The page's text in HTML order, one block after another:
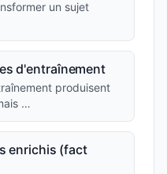
un sujet
d'entraînement
produisent
…
enrichis (fact